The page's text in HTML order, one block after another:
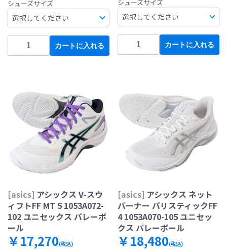
シューズサイズ
カートに入れる
シューズサイズ
カートに入れる
[asics] アシックス V-スウ
ィフトFF MT 5 1053A072-
102 ユニセックス バレーボ
ール
￥17,270(税込)
[asics] アシックス ネット
バーナー バリスティックFF
4 1053A070-105 ユニセッ
クス バレーボール
￥18,480(税込)